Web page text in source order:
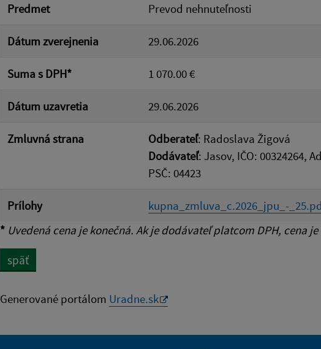
Predmet Prevod nehnuteľnosti
Dátum zverejnenia 29.06.2026
Suma s DPH* 1 070.00 €
Dátum uzavretia 29.06.2026
Zmluvná strana Odberateľ: Radoslava Žigová
Dodávateľ: Jasov, IČO: 00324264,
PSČ: 04423
Prílohy kupna_zmluva_c.2026_jpu_-
* Uvedená cena je konečná. Ak je dodávateľ platcom DPH, cena
späť
Generované portálom Uradne.sk